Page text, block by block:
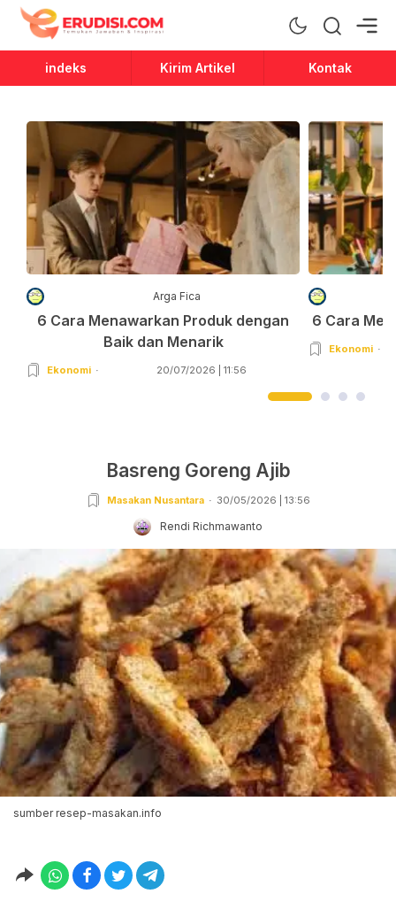
Erudisi
Temukan Jawaban dan Inspirasi
indeks Kirim Artikel Kontak
Arga Fica
6 Cara Menawarkan Produk dengan
Baik dan Menarik
Ekonomi 20/07/2026 | 11:56
6 Cara
Ekonomi
Basreng Goreng Ajib
Masakan Nusantara 30/05/2026 | 13:56
Rendi Richmawanto
sumber resep-masakan.info